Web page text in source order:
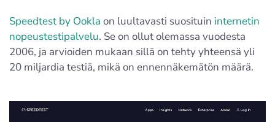
Speedtest by Ookla on luultavasti suosituin internetin
nopeustestipalvelu. Se on ollut olemassa vuodesta
2006, ja arvioiden mukaan sillä on tehty yhteensä yli
20 miljardia testiä, mikä on ennennäkemätön määrä.